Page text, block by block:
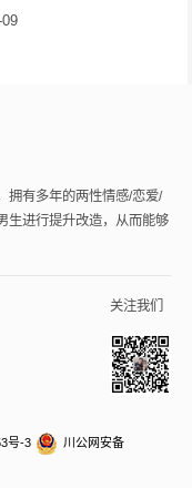
拥有多年的两性情感/恋爱/
生进行提升改造，从而能够
关注我们
号-3
川公网安备